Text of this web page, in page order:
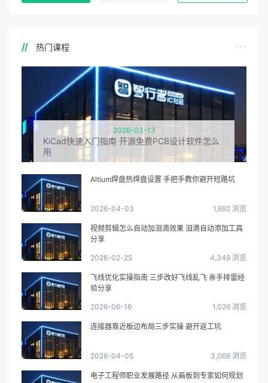
热门课程
2026-03-13
KiCad快速入门指南 开源免费PCB设计软件怎么
用
Altium焊盘热焊盘设置 手把手教你避开短路坑
2026-04-03 1,692 浏览
视频剪辑怎么自动加泪滴效果 泪滴自动添加工具
分享
2026-02-25 4,349 浏览
飞线优化实操指南 三步改好飞线乱飞 亲手排雷经
验分享
2026-06-16 1,026 浏览
连接器靠近板边布局三步实操 避开返工坑
2026-04-05 3,068 浏览
电子工程师职业发展路径 从画板到专家如何规划